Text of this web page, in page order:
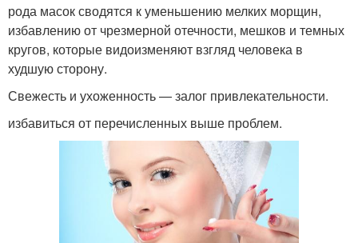
рода масок сводятся к уменьшению мелких морщин,
избавлению от чрезмерной отечности, мешков и темных
кругов, которые видоизменяют взгляд человека в
худшую сторону.
Свежесть и ухоженность — залог привлекательности.
избавиться от перечисленных выше проблем.